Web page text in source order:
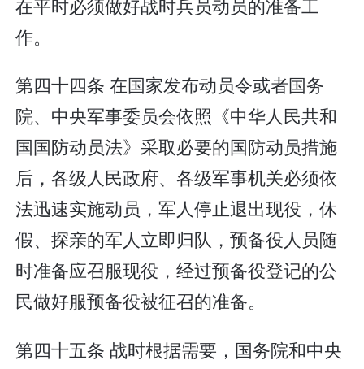
在平时必须做好战时兵员动员的准备工
作。
第四十四条 在国家发布动员令或者国务
院、中央军事委员会依照《中华人民共和
国国防动员法》采取必要的国防动员措施
后，各级人民政府、各级军事机关必须依
法迅速实施动员，军人停止退出现役，休
假、探亲的军人立即归队，预备役人员随
时准备应召服现役，经过预备役登记的公
民做好服预备役被征召的准备。
第四十五条 战时根据需要，国务院和中央